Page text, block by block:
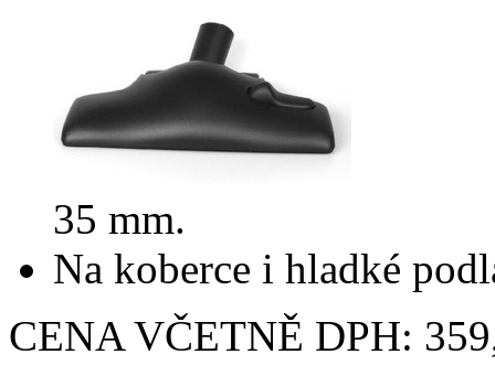
35 mm.
Na koberce i hladké
CENA VČETNĚ DPH: